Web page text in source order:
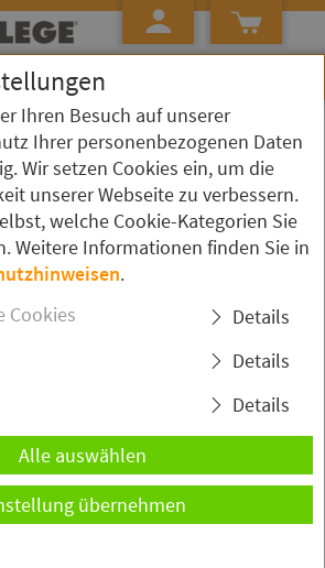
»Oracle»Kurs Detailseite
und
PL/SQL und
lernen Sie alle
zur Datenbankentwicklung
Sie erörtern die
und Syntax der Sprache
neue
für Ihre Oracle
Ihren Besuch auf unserer
Ihrer personenbezogenen Daten
Wir setzen Cookies ein, um die
unserer Webseite zu verbessern.
welche Cookie-Kategorien Sie
Weitere Informationen finden Sie in
.
Cookies
Details
Details
Details
Alle auswählen
übernehmen